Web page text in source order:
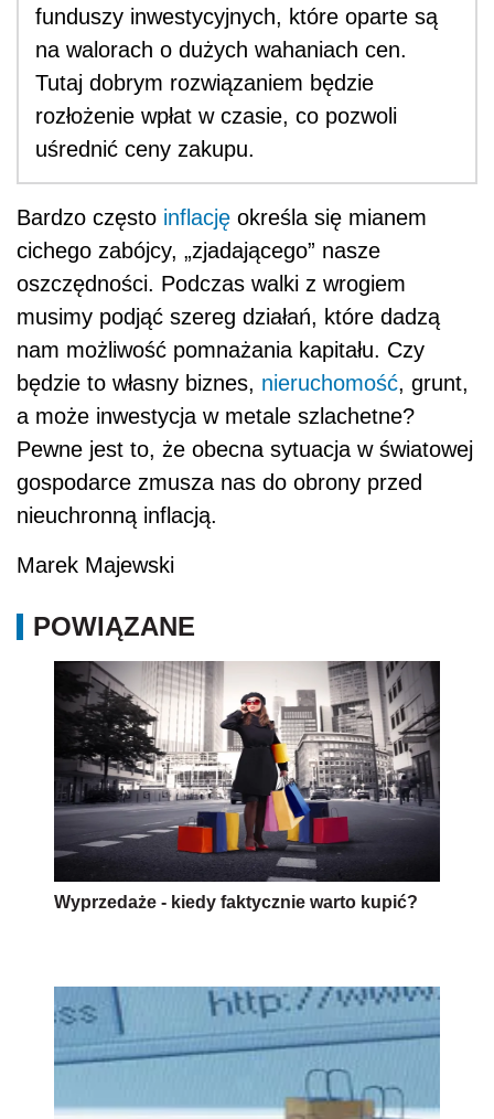
funduszy inwestycyjnych, które oparte są
na walorach o dużych wahaniach cen.
Tutaj dobrym rozwiązaniem będzie
rozłożenie wpłat w czasie, co pozwoli
uśrednić ceny zakupu.
Bardzo często inflację określa się mianem
cichego zabójcy, „zjadającego” nasze
oszczędności. Podczas walki z wrogiem
musimy podjąć szereg działań, które dadzą
nam możliwość pomnażania kapitału. Czy
będzie to własny biznes, nieruchomość, grunt,
a może inwestycja w metale szlachetne?
Pewne jest to, że obecna sytuacja w światowej
gospodarce zmusza nas do obrony przed
nieuchronną inflacją.
Marek Majewski
POWIĄZANE
Wyprzedaże - kiedy faktycznie warto kupić?